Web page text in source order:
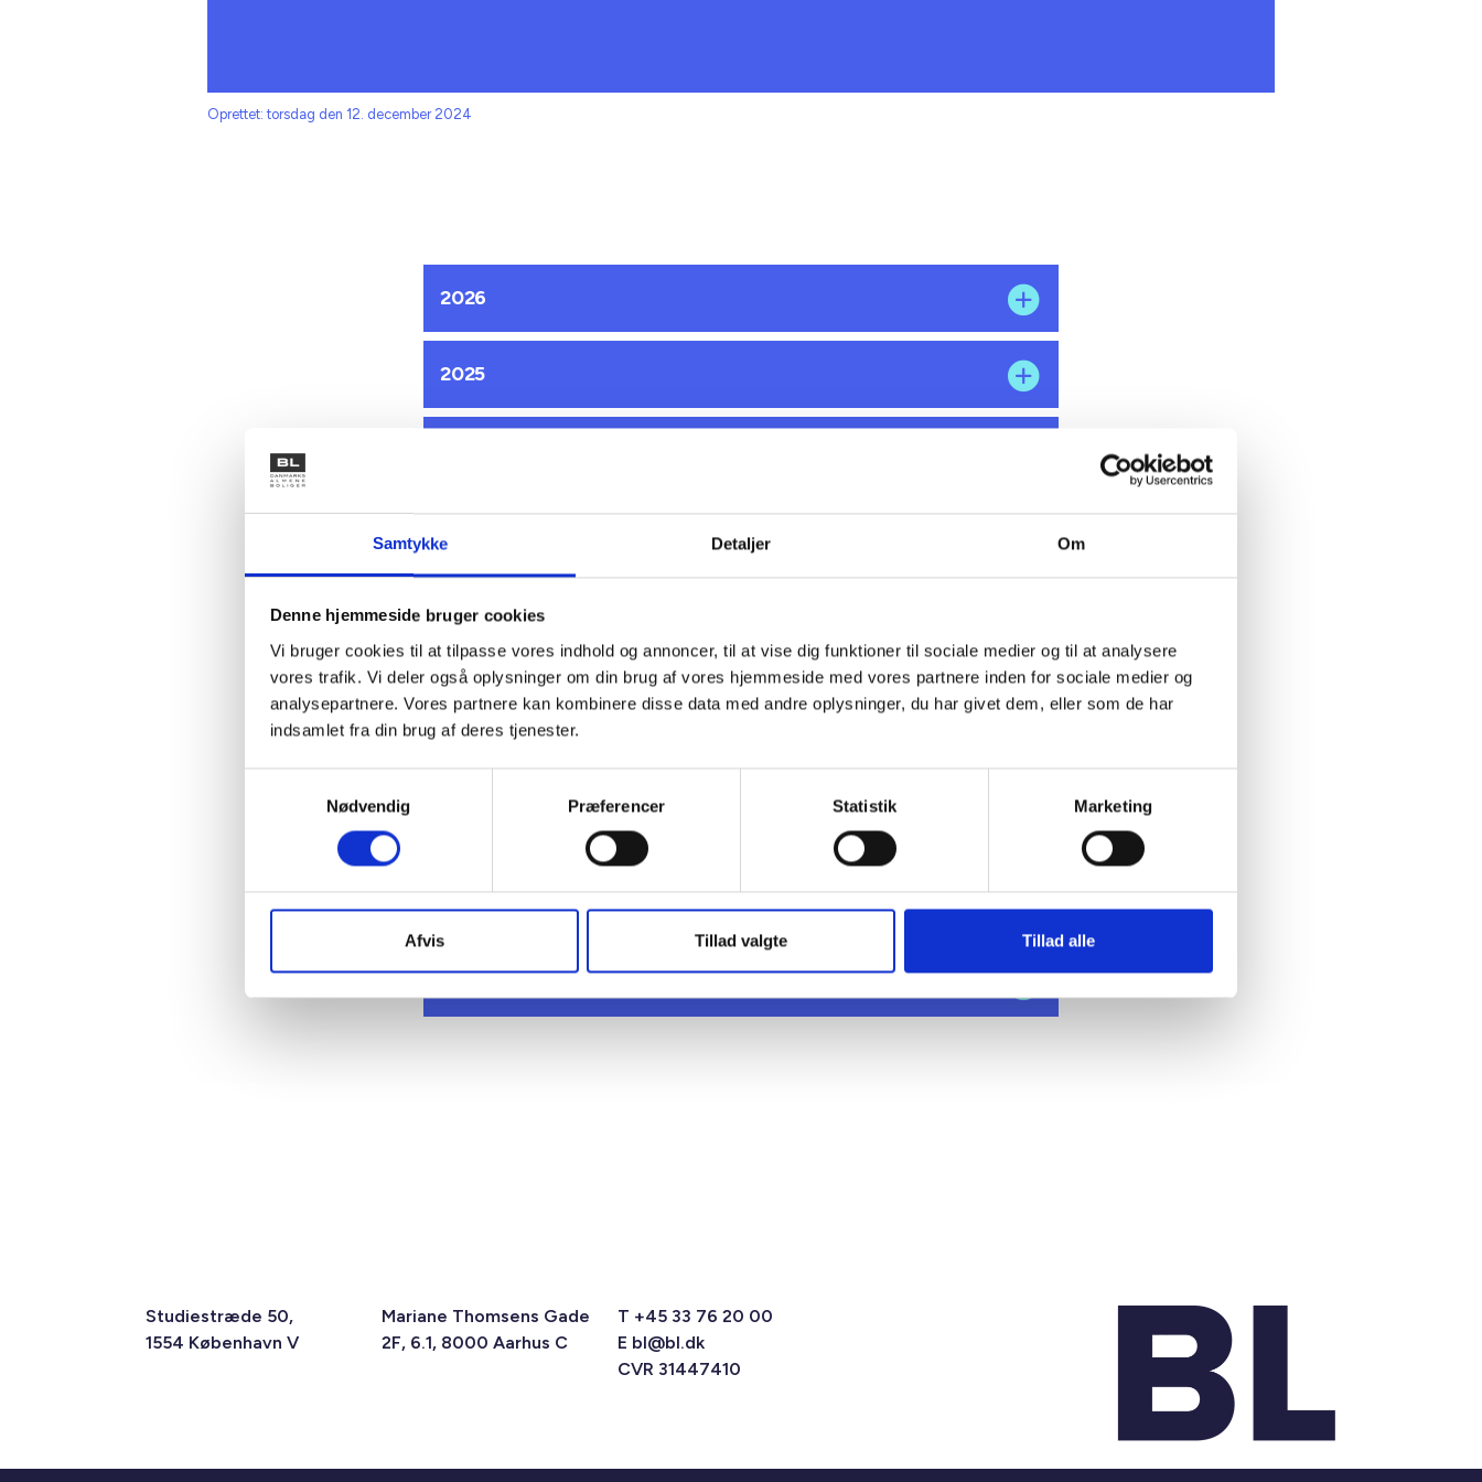
Samtykke Detaljer Om
Denne hjemmeside bruger cookies
Vi bruger cookies til at tilpasse vores indhold og annoncer, til at vise dig funktioner til sociale medier og til at analysere
vores trafik. Vi deler også oplysninger om din brug af vores hjemmeside med vores partnere inden for sociale medier og
analysepartnere. Vores partnere kan kombinere disse data med andre oplysninger, du har givet dem, eller som de har
indsamlet fra din brug af deres tjenester.
Nødvendig
Præferencer Statistik Marketing
Afvis Tillad valgte Tillad alle
Oprettet: torsdag den 12. december 2024
2026
2025
2021
2018
Studiestræde 50,
1554 København V
Mariane Thomsens Gade
2F, 6.1, 8000 Aarhus C
T +45 33 76 20 00
E bl@bl.dk
CVR 31447410